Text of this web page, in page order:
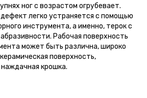
ног с возрастом огрубевает.
легко устраняется с помощью
инструмента, а именно, терок с
Рабочая поверхность
может быть различна, широко
поверхность,
крошка.